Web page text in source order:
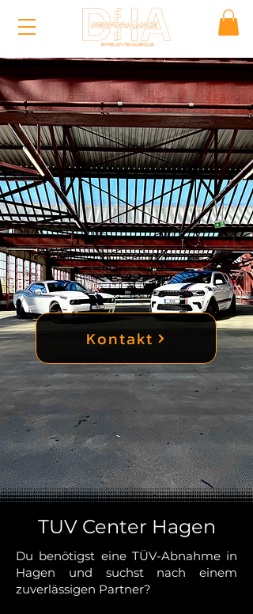
Kontakt
TUV Center Hagen
Du benötigst eine TÜV-Abnahme in
Hagen und suchst nach einem
zuverlässigen Partner?